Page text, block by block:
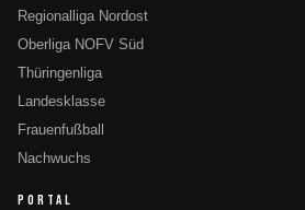
Regionalliga Nordost
Oberliga NOFV Süd
Thüringenliga
Landesklasse
Frauenfußball
Nachwuchs
PORTAL